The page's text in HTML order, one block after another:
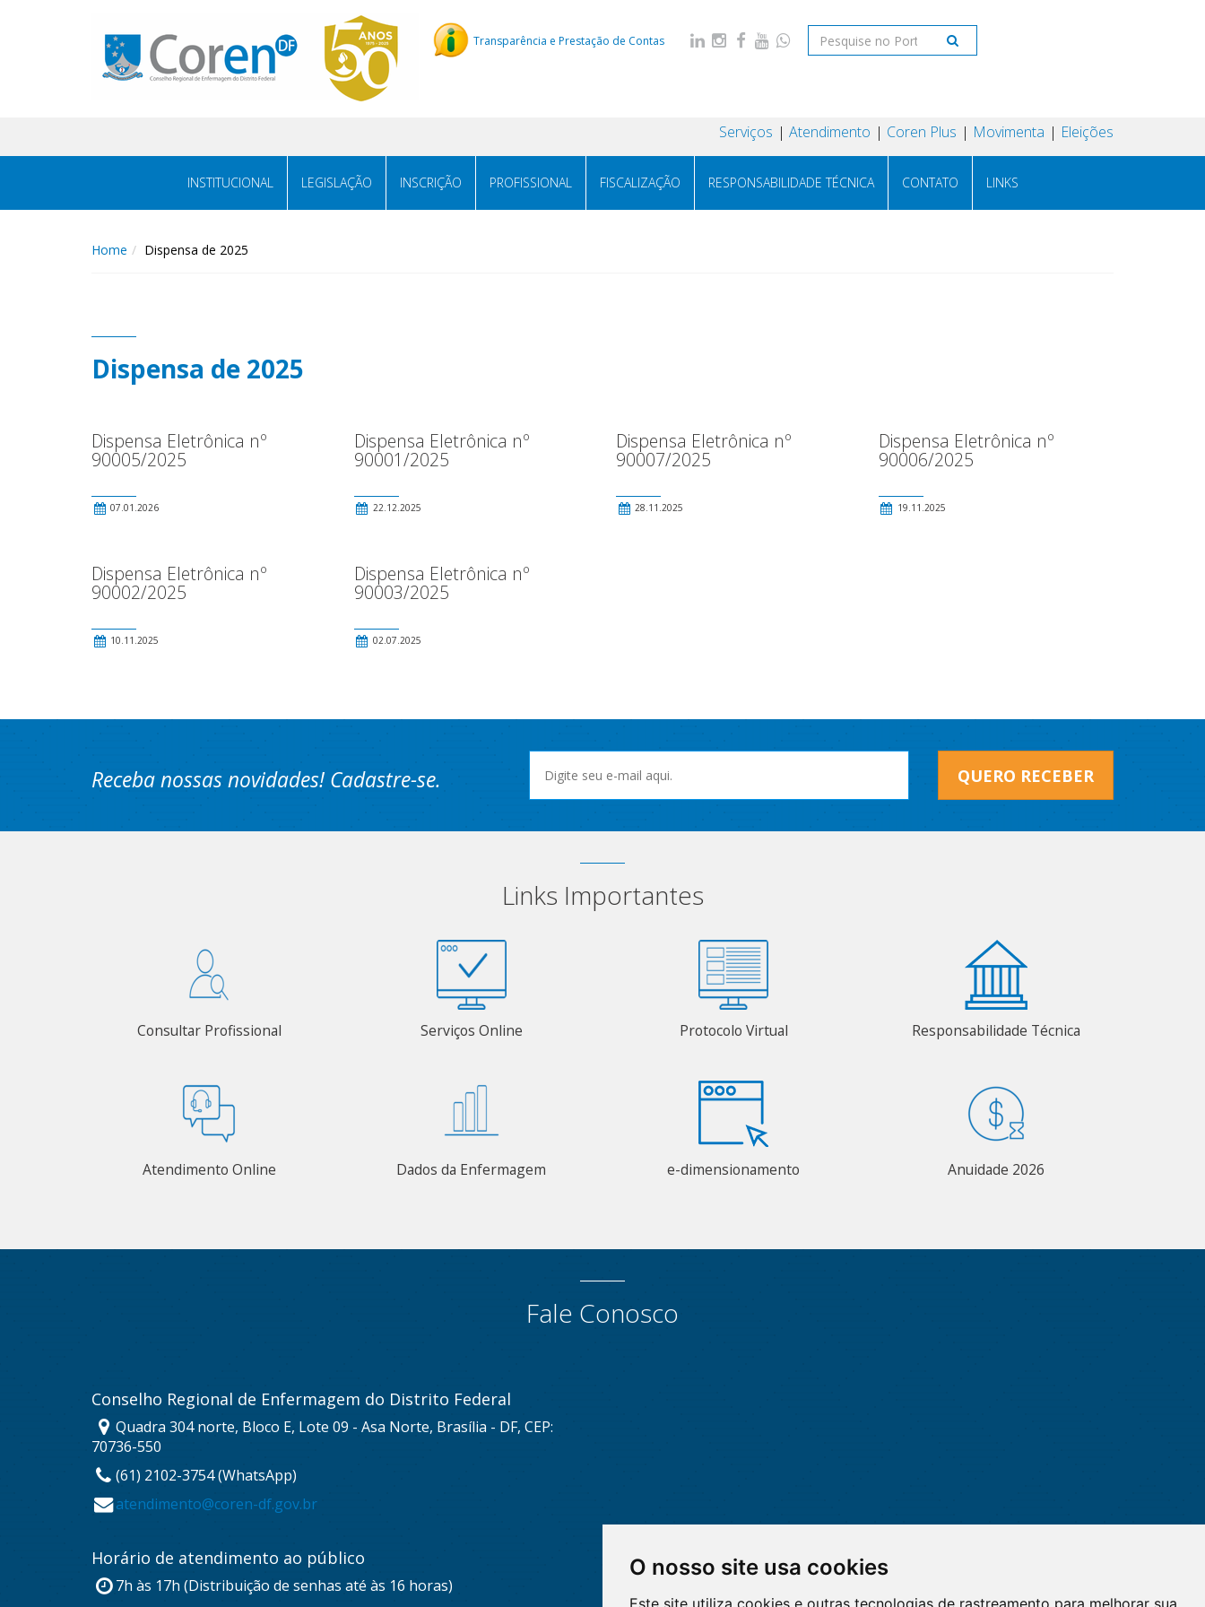
O nosso site usa cookies
Este site utiliza cookies e outras tecnologias de rastreamento para melhorar sua
Transparência e Prestação de Contas
Serviços Atendimento Coren Plus Movimenta Eleições
INSTITUCIONAL LEGISLAÇÃO INSCRIÇÃO PROFISSIONAL FISCALIZAÇÃO RESPONSABILIDADE TÉCNICA CONTATO LINKS
Home Dispensa de 2025
Dispensa de 2025
Dispensa Eletrônica nº
90005/2025
07.01.2026
Dispensa Eletrônica nº
90001/2025
22.12.2025
Dispensa Eletrônica nº
90007/2025
28.11.2025
Dispensa Eletrônica nº
90006/2025
19.11.2025
Dispensa Eletrônica nº
90002/2025
10.11.2025
Dispensa Eletrônica nº
90003/2025
02.07.2025
Receba nossas novidades! Cadastre-se. QUERO RECEBER
Links Importantes
Consultar Profissional Serviços Online Protocolo Virtual Responsabilidade Técnica
Atendimento Online Dados da Enfermagem e-dimensionamento Anuidade 2026
Fale Conosco
Conselho Regional de Enfermagem do Distrito Federal
Quadra 304 norte, Bloco E, Lote 09 - Asa Norte, Brasília - DF, CEP:
70736-550
(61) 2102-3754 (WhatsApp)
atendimento@coren-df.gov.br
Horário de atendimento ao público
7h às 17h (Distribuição de senhas até às 16 horas)